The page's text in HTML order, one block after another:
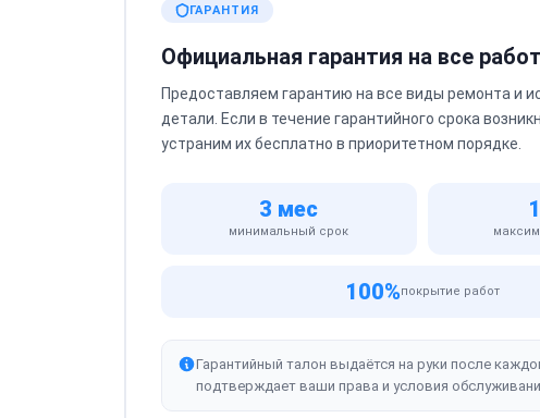
ГАРАНТИЯ
Официальная гарантия на все
Предоставляем гарантию на все виды ремонта и
детали. Если в течение гарантийного срока
устраним их бесплатно в приоритетном порядке.
3 мес
минимальный срок
100%покрытие работ
Гарантийный талон выдаётся на руки после
подтверждает ваши права и условия